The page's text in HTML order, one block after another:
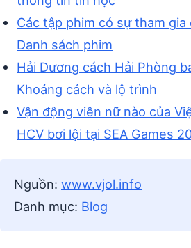
Các tập phim có sự tham
Danh sách phim
Hải Dương cách Hải Phòng
Khoảng cách và lộ trình
Vận động viên nữ nào của
HCV bơi lội tại SEA Games
Nguồn: www.vjol.info
Danh mục: Blog